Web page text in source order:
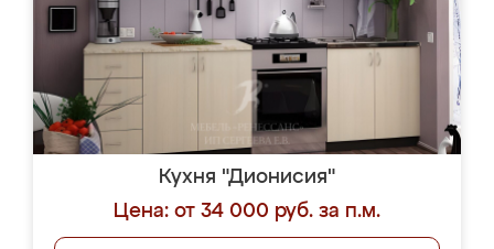
Кухня "Дионисия"
Цена: от 34 000 руб. за п.м.